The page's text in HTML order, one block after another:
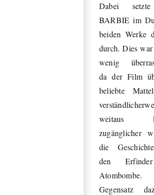
Dabei
BARBIE im
beiden Werke
durch. Dies war
wenig
da der Film
beliebte
weitaus
zugänglicher
die
den
Gegensatz